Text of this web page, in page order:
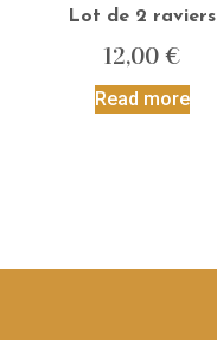
Lot de 2 raviers
12,00 €
Read more